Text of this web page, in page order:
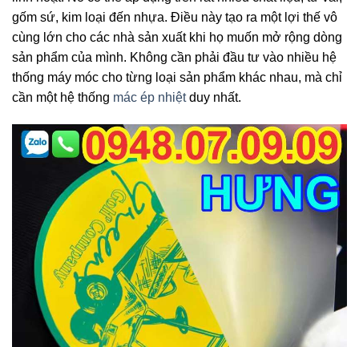
gốm sứ, kim loại đến nhựa. Điều này tạo ra một lợi thế vô
cùng lớn cho các nhà sản xuất khi họ muốn mở rộng dòng
sản phẩm của mình. Không cần phải đầu tư vào nhiều hệ
thống máy móc cho từng loại sản phẩm khác nhau, mà chỉ
cần một hệ thống mác ép nhiệtduy nhất.